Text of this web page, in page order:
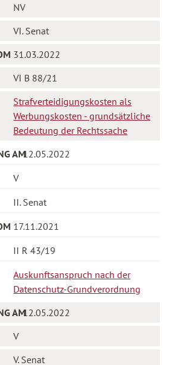
NV
VI. Senat
31.03.2022
VI B 88/21
Strafverteidigungskosten als
Werbungskosten - grundsätzliche
Bedeutung der Rechtssache
12.05.2022
V
II. Senat
17.11.2021
II R 43/19
Auskunftsanspruch nach der
Datenschutz-Grundverordnung
12.05.2022
V
V. Senat